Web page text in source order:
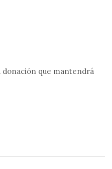
donación que mantendrá